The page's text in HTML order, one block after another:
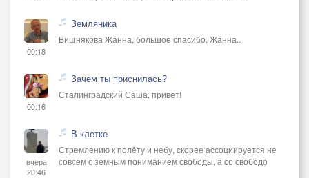
00:18
Земляника
Вишнякова Жанна, большое спасибо, Жанна..
00:16
Зачем ты приснилась?
Сталинградский Саша, привет!
вчера
20:46
В клетке
Стремлению к полёту и небу, скорее ассоциируется не
совсем с земным пониманием свободы, а со свободо